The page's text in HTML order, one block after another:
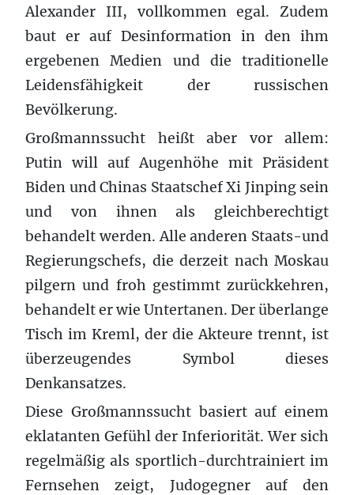
Alexander III, vollkommen egal. Zudem
baut er auf Desinformation in den ihm
ergebenen Medien und die traditionelle
Leidensfähigkeit der russischen
Bevölkerung.
Großmannssucht heißt aber vor allem:
Putin will auf Augenhöhe mit Präsident
Biden und Chinas Staatschef Xi Jinping sein
und von ihnen als gleichberechtigt
behandelt werden. Alle anderen Staats-und
Regierungschefs, die derzeit nach Moskau
pilgern und froh gestimmt zurückkehren,
behandelt er wie Untertanen. Der überlange
Tisch im Kreml, der die Akteure trennt, ist
überzeugendes Symbol dieses
Denkansatzes.
Diese Großmannssucht basiert auf einem
eklatanten Gefühl der Inferiorität. Wer sich
regelmäßig als sportlich-durchtrainiert im
Fernsehen zeigt, Judogegner auf den